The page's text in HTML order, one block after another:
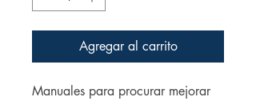
Agregar al carrito
Manuales para procurar mejorar